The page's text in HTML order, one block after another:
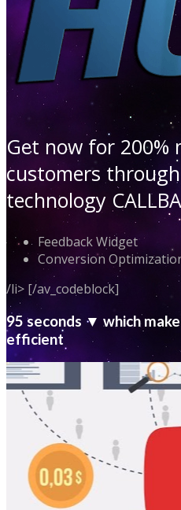
Get now for 200%
customers
technology
Feedback Widget
Conversion
/li> [/av_codeblock]
95 seconds ▼ which
efficient